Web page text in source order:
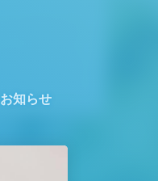
お知らせ